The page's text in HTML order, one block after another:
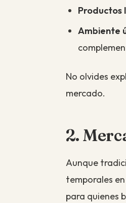
Productos
Ambiente
No olvides
mercado.
2.
Aunque
temporales
para quienes